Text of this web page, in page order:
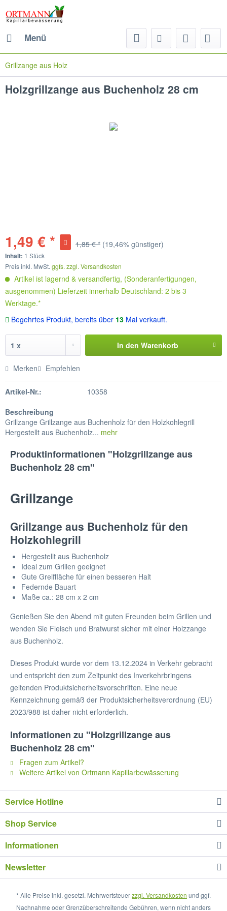
Menü
Grillzange aus Holz
Holzgrillzange aus Buchenholz 28 cm
1,49 € * 1,85 € * (19,46% günstiger)
Inhalt: 1 Stück
Preis inkl. MwSt. ggfs. zzgl. Versandkosten
Artikel ist lagernd & versandfertig, (Sonderanfertigungen,
ausgenommen) Lieferzeit innerhalb Deutschland: 2 bis 3
Werktage.*
Begehrtes Produkt, bereits über 13 Mal verkauft.
In den Warenkorb
Merken Empfehlen
Artikel-Nr.:
10358
Beschreibung
Grillzange Grillzange aus Buchenholz für den Holzkohlegrill
Hergestellt aus Buchenholz... mehr
Produktinformationen "Holzgrillzange aus
Buchenholz 28 cm"
Grillzange
Grillzange aus Buchenholz für den
Holzkohlegrill
Hergestellt aus Buchenholz
Ideal zum Grillen geeignet
Gute Greiffläche für einen besseren Halt
Federnde Bauart
Maße ca.: 28 cm x 2 cm
Genießen Sie den Abend mit guten Freunden beim Grillen und
wenden Sie Fleisch und Bratwurst sicher mit einer Holzzange
aus Buchenholz.
Dieses Produkt wurde vor dem 13.12.2024 in Verkehr gebracht
und entspricht den zum Zeitpunkt des Inverkehrbringens
geltenden Produktsicherheitsvorschriften. Eine neue
Kennzeichnung gemäß der Produktsicherheitsverordnung (EU)
2023/988 ist daher nicht erforderlich.
Informationen zu "Holzgrillzange aus
Buchenholz 28 cm"
Fragen zum Artikel?
Weitere Artikel von Ortmann Kapillarbewässerung
Service Hotline
Shop Service
Informationen
Newsletter
* Alle Preise inkl. gesetzl. Mehrwertsteuerzzgl. Versandkosten und ggf.
Nachnahme oder Grenzüberschreitende Gebühren, wenn nicht anders